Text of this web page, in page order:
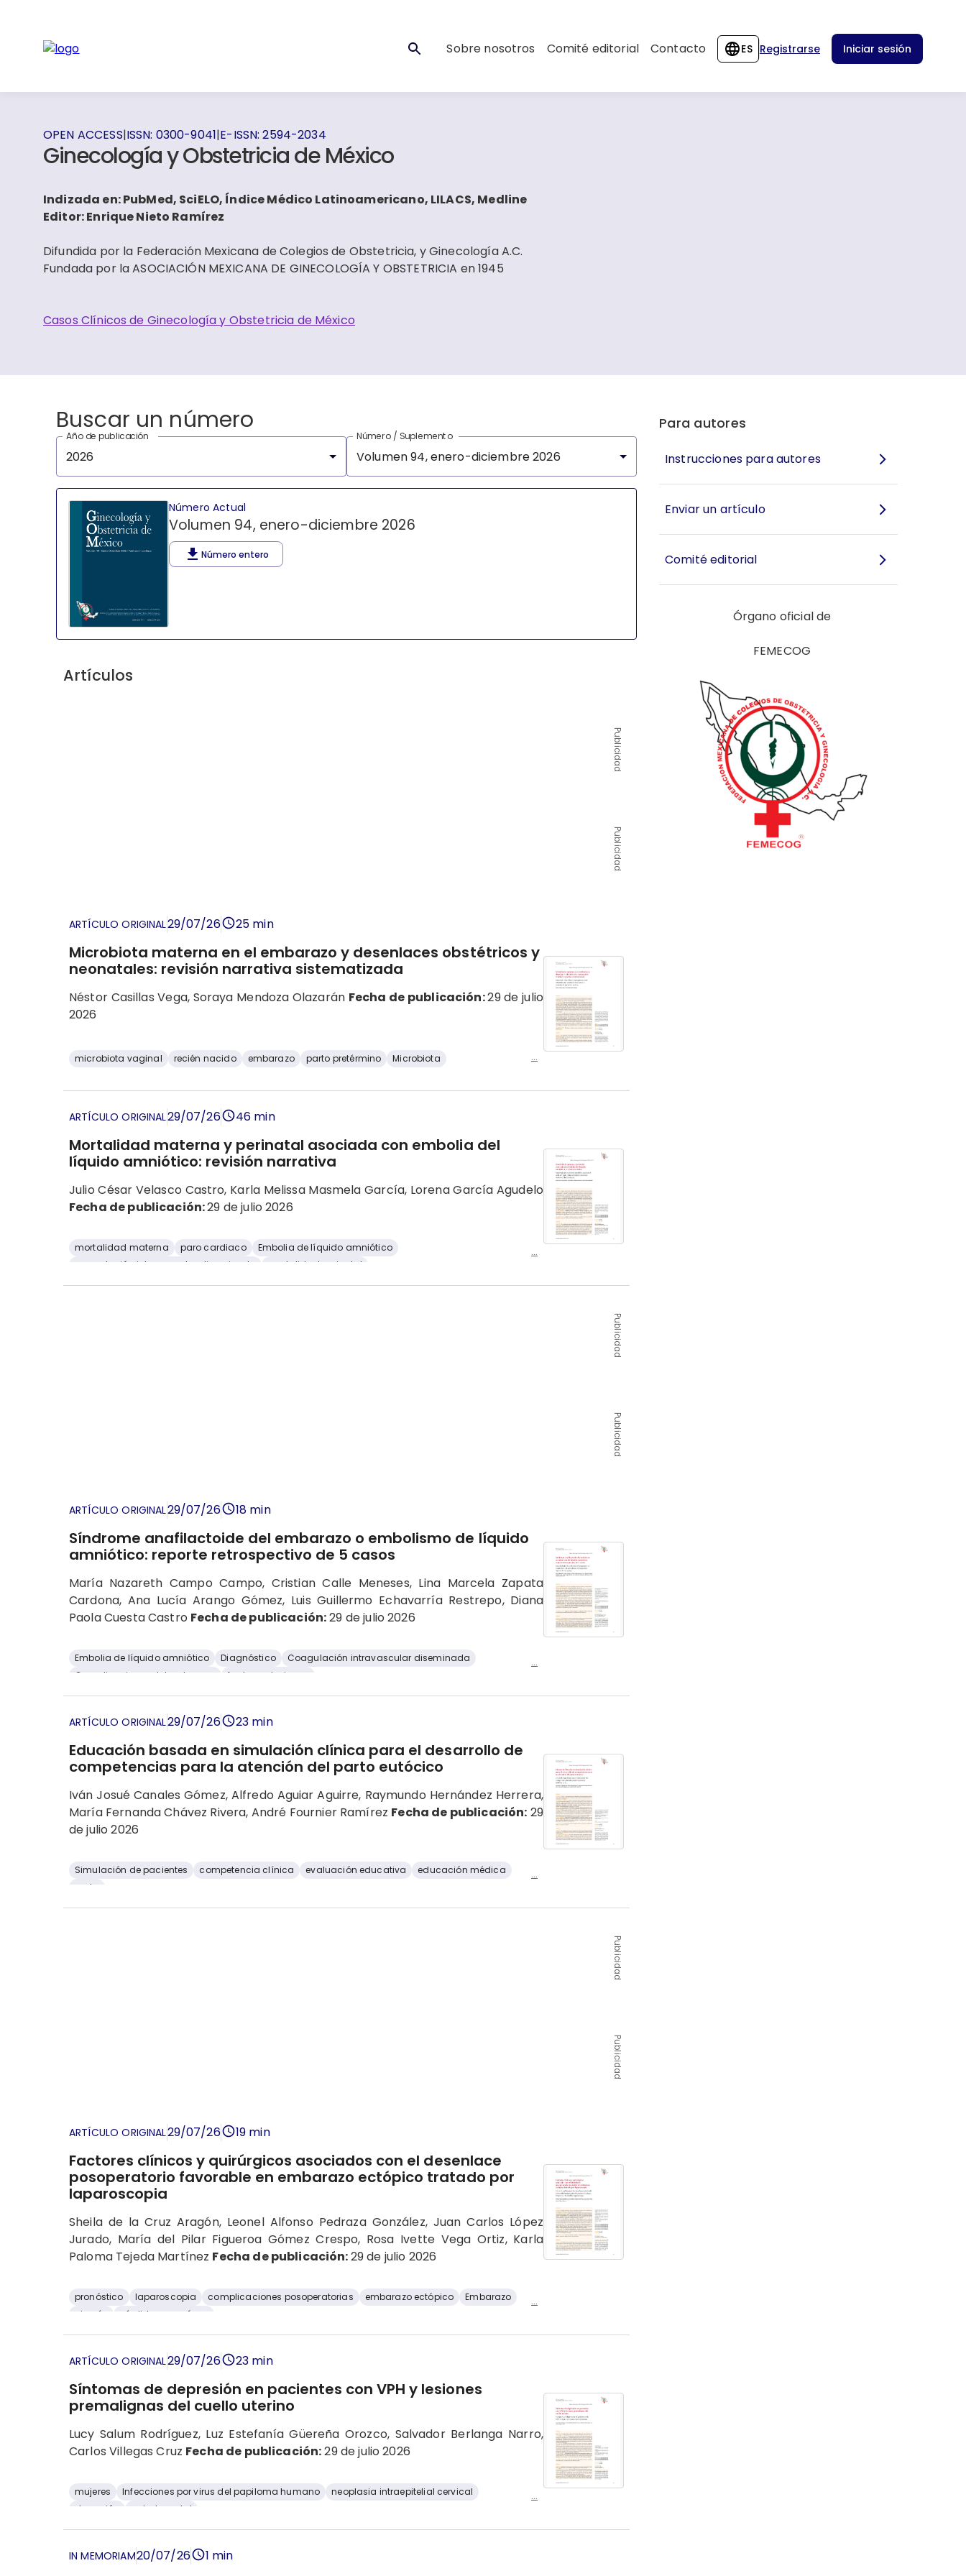
Sobre nosotros Comité editorial Contacto ES Registrarse Iniciar sesión
OPEN ACCESS|ISSN: 0300-9041|E-ISSN:2594-2034
Ginecología y Obstetricia de México
Indizada en: PubMed, SciELO, Índice Médico Latinoamericano, LILACS, Medline
Editor: Enrique Nieto Ramírez
Difundida por la Federación Mexicana de Colegios de Obstetricia, y Ginecología A.C.
Fundada por la ASOCIACIÓN MEXICANA DE GINECOLOGÍA Y OBSTETRICIA en 1945
Casos Clínicos de Ginecología y Obstetricia de México
Buscar un número
Año de publicación
2026
Número / Suplemento
Volumen 94, enero-diciembre 2026
Número Actual
Volumen 94, enero-diciembre 2026
Número entero
Artículos
Publicidad
Publicidad
ARTÍCULO ORIGINAL29/07/26 25 min
Microbiota materna en el embarazo y desenlaces obstétricos y
neonatales: revisión narrativa sistematizada
Néstor Casillas Vega, Soraya Mendoza Olazarán Fecha de publicación:29 de julio
2026
microbiota vaginal recién nacido embarazo parto pretérmino Microbiota ...
ARTÍCULO ORIGINAL29/07/26 46 min
Mortalidad materna y perinatal asociada con embolia del
líquido amniótico: revisión narrativa
Julio César Velasco Castro, Karla Melissa Masmela García, Lorena García Agudelo
Fecha de publicación:29 de julio 2026
mortalidad materna paro cardiaco
Embolia de líquido amniótico
coagulación intravascular diseminada
mortalidad perinatal
...
Publicidad
Publicidad
ARTÍCULO ORIGINAL29/07/26 18 min
Síndrome anafilactoide del embarazo o embolismo de líquido
amniótico: reporte retrospectivo de 5 casos
María Nazareth Campo Campo, Cristian Calle Meneses, Lina Marcela Zapata
Cardona, Ana Lucía Arango Gómez, Luis Guillermo Echavarría Restrepo, Diana
Paola Cuesta Castro Fecha de publicación:29 de julio 2026
Embolia de líquido amniótico Diagnóstico
Coagulación intravascular diseminada
Complicaciones del embarazo
factores de riesgo
...
ARTÍCULO ORIGINAL29/07/26 23 min
Educación basada en simulación clínica para el desarrollo de
competencias para la atención del parto eutócico
Iván Josué Canales Gómez, Alfredo Aguiar Aguirre, Raymundo Hernández Herrera,
María Fernanda Chávez Rivera, André Fournier Ramírez Fecha de publicación: 29
de julio 2026
Simulación de pacientes competencia clínica evaluación educativa
educación médica
parto
...
Publicidad
Publicidad
ARTÍCULO ORIGINAL29/07/26 19 min
Factores clínicos y quirúrgicos asociados con el desenlace
posoperatorio favorable en embarazo ectópico tratado por
laparoscopia
Sheila de la Cruz Aragón, Leonel Alfonso Pedraza González, Juan Carlos López
Jurado, María del Pilar Figueroa Gómez Crespo, Rosa Ivette Vega Ortiz, Karla
Paloma Tejeda Martínez Fecha de publicación:29 de julio 2026
pronóstico laparoscopia complicaciones posoperatorias embarazo ectópico
Embarazo
cirugía
pérdida sanguínea
...
ARTÍCULO ORIGINAL29/07/26 23 min
Síntomas de depresión en pacientes con VPH y lesiones
premalignas del cuello uterino
Lucy Salum Rodríguez, Luz Estefanía Güereña Orozco, Salvador Berlanga Narro,
Carlos Villegas Cruz Fecha de publicación:29 de julio 2026
mujeres Infecciones por virus del papiloma humano
neoplasia intraepitelial cervical
depresión
salud mental
...
IN MEMORIAM20/07/26 1 min
Para autores
Instrucciones para autores
Enviar un artículo
Comité editorial
Órgano oficial de
FEMECOG